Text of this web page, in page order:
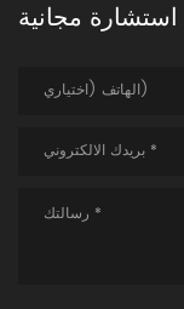
استشارة مجانية